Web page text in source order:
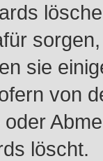
sie
von
löscht.